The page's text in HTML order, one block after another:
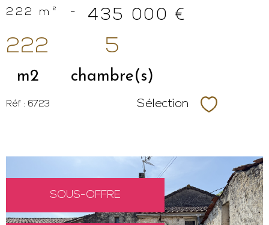
222 m² - 435 000 €
222
m2
5
chambre(s)
Réf : 6723 Sélection
SOUS-OFFRE